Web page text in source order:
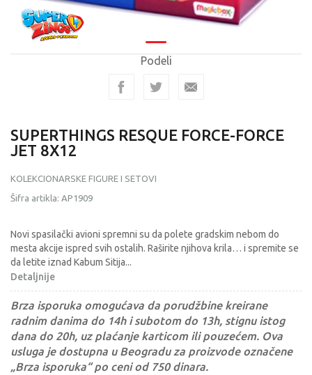
Podeli
SUPERTHINGS RESQUE FORCE-FORCE
JET 8X12
KOLEKCIONARSKE FIGURE I SETOVI
Šifra artikla: AP1909
Novi spasilački avioni spremni su da polete gradskim nebom do
mesta akcije ispred svih ostalih. Raširite njihova krila… i spremite se
da letite iznad Kabum Sitija...
Detaljnije
Brza isporuka omogućava da porudžbine kreirane
radnim danima do 14h i subotom do 13h, stignu istog
dana do 20h, uz plaćanje karticom ili pouzećem. Ova
usluga je dostupna u Beogradu za proizvode označene
„Brza isporuka“ po ceni od 750 dinara.